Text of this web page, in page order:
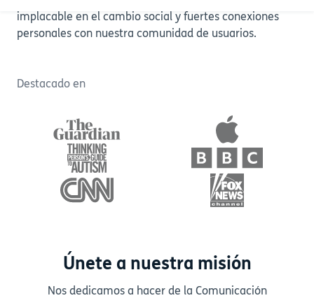
implacable en el cambio social y fuertes conexiones
personales con nuestra comunidad de usuarios.
Destacado en
Únete a nuestra misión
Nos dedicamos a hacer de la Comunicación